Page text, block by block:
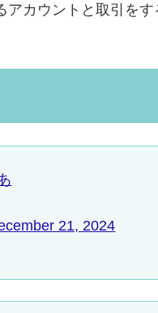
カウントと取引を
21, 2024